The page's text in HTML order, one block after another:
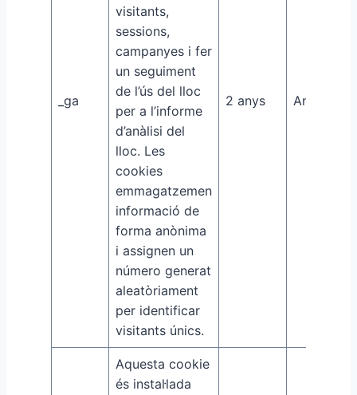
_ga
visitants,
sessions,
campanyes i fer
un seguiment
de l’ús del lloc
per a l’informe
d’anàlisi del
lloc. Les
cookies
emmagatzemen
informació de
forma anònima
i assignen un
número generat
aleatòriament
per identificar
visitants únics.
2 anys Analytics
Aquesta cookie
és instal·lada